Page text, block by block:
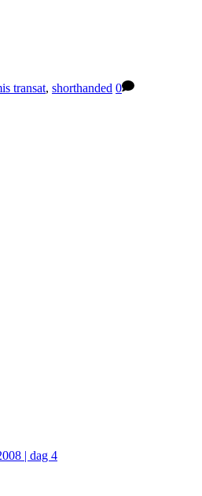
transat, shorthanded 0
| dag 4